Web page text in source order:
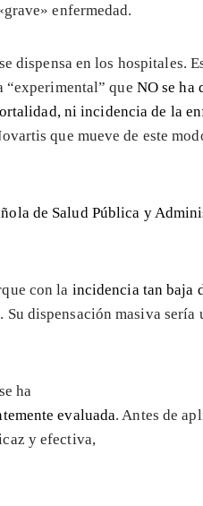
enfermedad.
dispensa en los hospitales.
“experimental” que NO se ha
ni incidencia de la
que mueve de este
de Salud Pública y
con la incidencia tan baja
dispensación masiva sería
ha
evaluada. Antes de
y efectiva,